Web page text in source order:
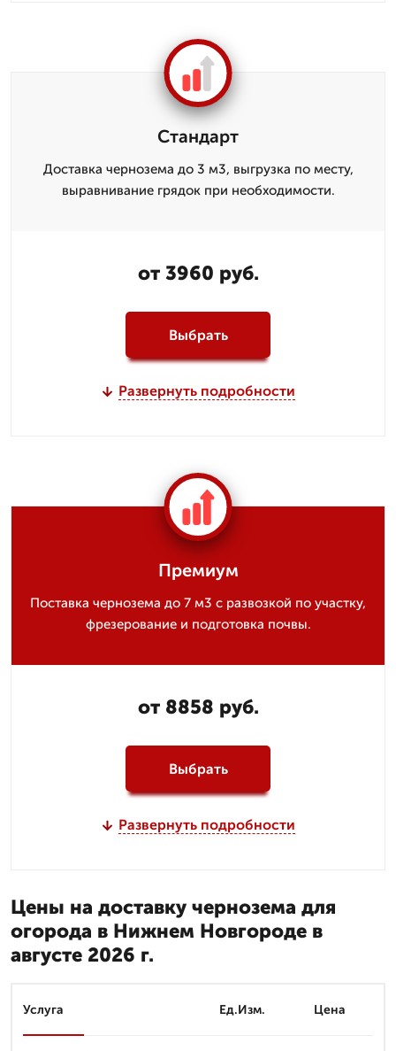
Стандарт
Доставка чернозема до 3 м3, выгрузка по месту,
выравнивание грядок при необходимости.
от 3960 руб.
Выбрать
Развернуть подробности
Премиум
Поставка чернозема до 7 м3 с развозкой по участку,
фрезерование и подготовка почвы.
от 8858 руб.
Выбрать
Развернуть подробности
Цены на доставку чернозема для
огорода в Нижнем Новгороде в
августе 2026 г.
Услуга Ед.Изм. Цена